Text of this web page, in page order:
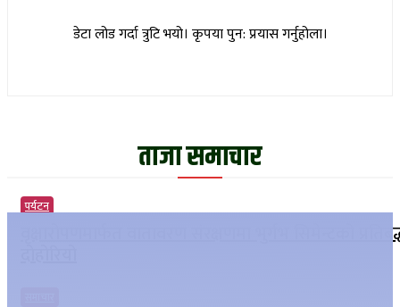
डेटा लोड गर्दा त्रुटि भयो। कृपया पुन: प्रयास गर्नुहोला।
ताजा समाचार
पर्यटन
वृक्षारोपणमार्फत वातावरण संरक्षणमा भुर्गभ सिमेन्टको